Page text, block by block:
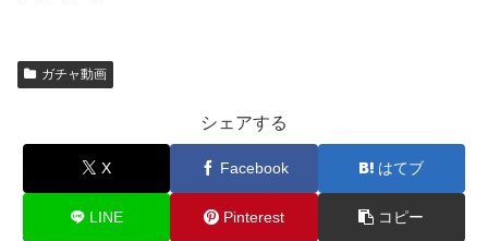
ガチャ動画
シェアする
X Facebook はてブ
LINE Pinterest コピー